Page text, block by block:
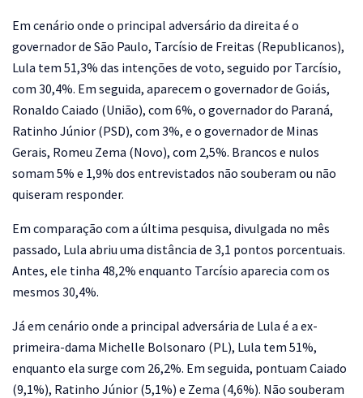
Em cenário onde o principal adversário da direita é o
governador de São Paulo, Tarcísio de Freitas (Republicanos),
Lula tem 51,3% das intenções de voto, seguido por Tarcísio,
com 30,4%. Em seguida, aparecem o governador de Goiás,
Ronaldo Caiado (União), com 6%, o governador do Paraná,
Ratinho Júnior (PSD), com 3%, e o governador de Minas
Gerais, Romeu Zema (Novo), com 2,5%. Brancos e nulos
somam 5% e 1,9% dos entrevistados não souberam ou não
quiseram responder.
Em comparação com a última pesquisa, divulgada no mês
passado, Lula abriu uma distância de 3,1 pontos porcentuais.
Antes, ele tinha 48,2% enquanto Tarcísio aparecia com os
mesmos 30,4%.
Já em cenário onde a principal adversária de Lula é a ex-
primeira-dama Michelle Bolsonaro (PL), Lula tem 51%,
enquanto ela surge com 26,2%. Em seguida, pontuam Caiado
(9,1%), Ratinho Júnior (5,1%) e Zema (4,6%). Não souberam